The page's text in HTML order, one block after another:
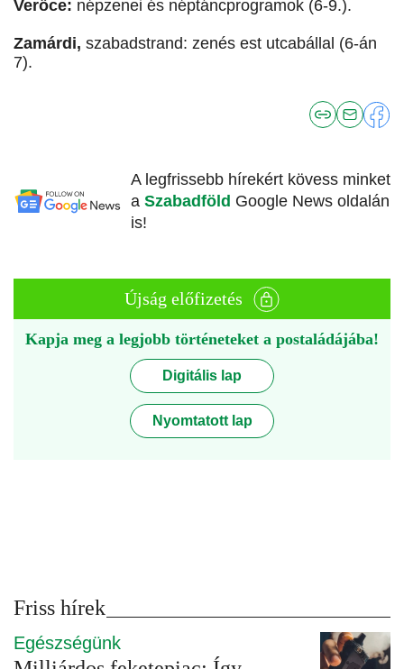
Verőce: népzenei és néptáncprogramok (6-9.).
Zamárdi, szabadstrand: zenés est utcabállal (6-án
7).
A legfrissebb hírekért kövess minket
a Szabadföld Google News oldalán
is!
Újság előfizetés
Kapja meg a legjobb történeteket a postaládájába!
Digitális lap
Nyomtatott lap
Friss hírek
Egészségünk